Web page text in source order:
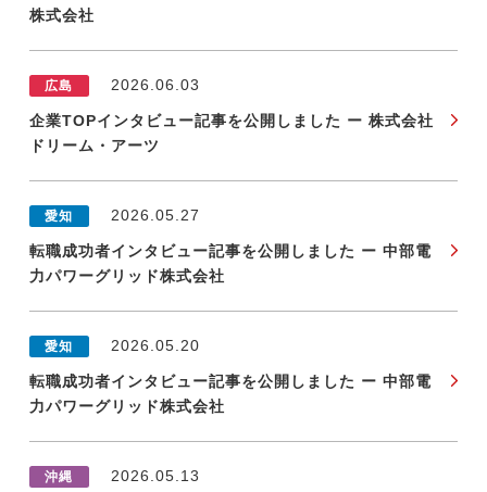
株式会社
広島 2026.06.03
企業TOPインタビュー記事を公開しました ー 株式会社
ドリーム・アーツ
愛知 2026.05.27
転職成功者インタビュー記事を公開しました ー 中部電
力パワーグリッド株式会社
愛知 2026.05.20
転職成功者インタビュー記事を公開しました ー 中部電
力パワーグリッド株式会社
沖縄 2026.05.13